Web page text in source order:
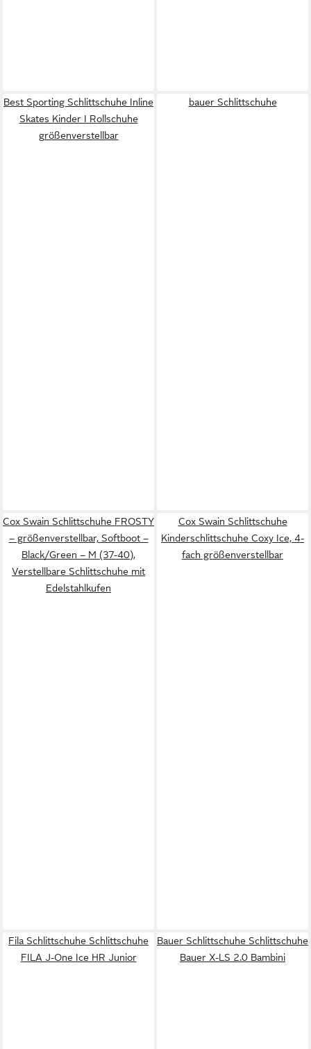
Best Sporting Schlittschuhe Inline
Skates Kinder I Rollschuhe
größenverstellbar
bauer Schlittschuhe
Cox Swain Schlittschuhe FROSTY
– größenverstellbar, Softboot –
Black/Green – M (37-40),
Verstellbare Schlittschuhe mit
Edelstahlkufen
Cox Swain Schlittschuhe
Kinderschlittschuhe Coxy Ice, 4-
fach größenverstellbar
Fila Schlittschuhe Schlittschuhe
FILA J-One Ice HR Junior
Bauer Schlittschuhe Schlittschuhe
Bauer X-LS 2.0 Bambini